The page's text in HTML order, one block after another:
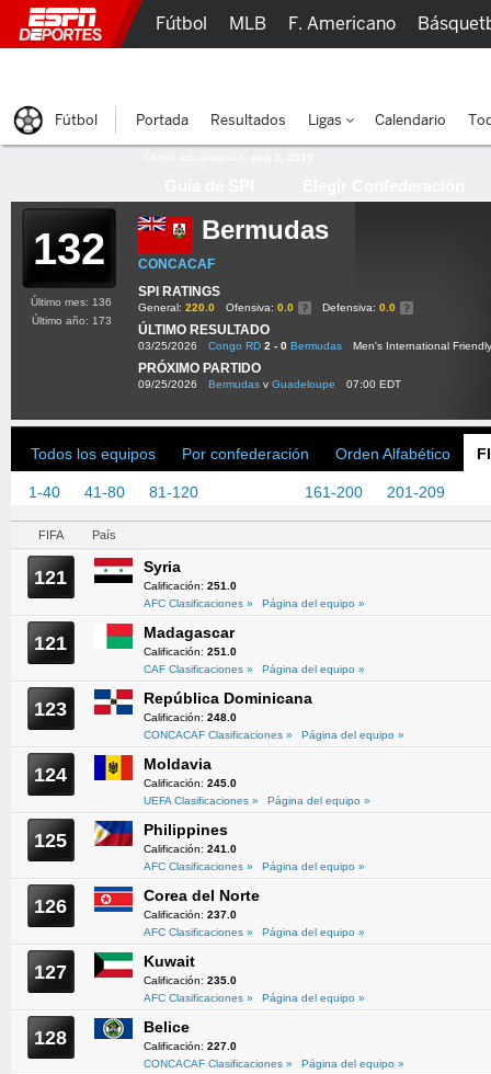
132 Bermudas
CONCACAF
SPI RATINGS
General: 220.0 Ofensiva: 0.0 Defensiva: 0.0
ÚLTIMO RESULTADO
03/25/2026 Congo RD 2 - 0 Bermudas Men's International Friendly
PRÓXIMO PARTIDO
09/25/2026 Bermudas v Guadeloupe 07:00 EDT
Último mes: 136
Último año: 173
Todos los equipos Por confederación Orden Alfabético
1-40 41-80 81-120 161-200 201-209
FIFA País
121 Syria
Calificación: 251.0
AFC Clasificaciones »
Página del equipo »
121 Madagascar
Calificación: 251.0
CAF Clasificaciones »
Página del equipo »
123 República Dominicana
Calificación: 248.0
CONCACAF Clasificaciones »
Página del equipo »
124 Moldavia
Calificación: 245.0
UEFA Clasificaciones »
Página del equipo »
125 Philippines
Calificación: 241.0
AFC Clasificaciones »
Página del equipo »
126 Corea del Norte
Calificación: 237.0
AFC Clasificaciones »
Página del equipo »
127 Kuwait
Calificación: 235.0
AFC Clasificaciones »
Página del equipo »
128 Belice
Calificación: 227.0
CONCACAF Clasificaciones »
Página del equipo »
Fútbol MLB F. Americano
Fútbol Portada Resultados Ligas Calendario